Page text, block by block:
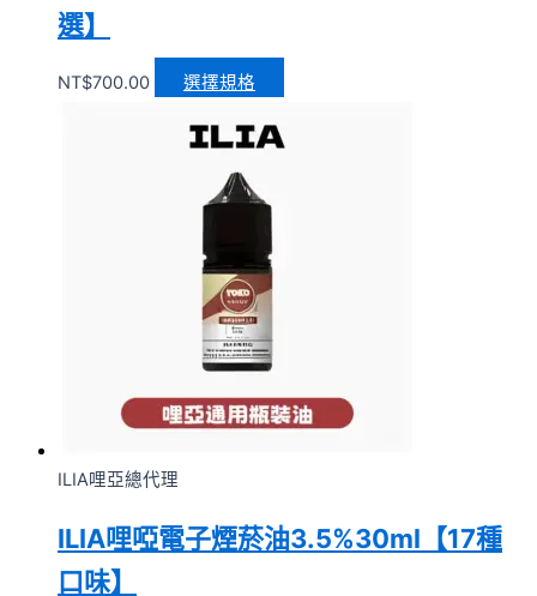
選】
NT$700.00 選擇規格
ILIA哩亞總代理
ILIA哩啞電子煙菸油3.5%30ml【17種
口味】